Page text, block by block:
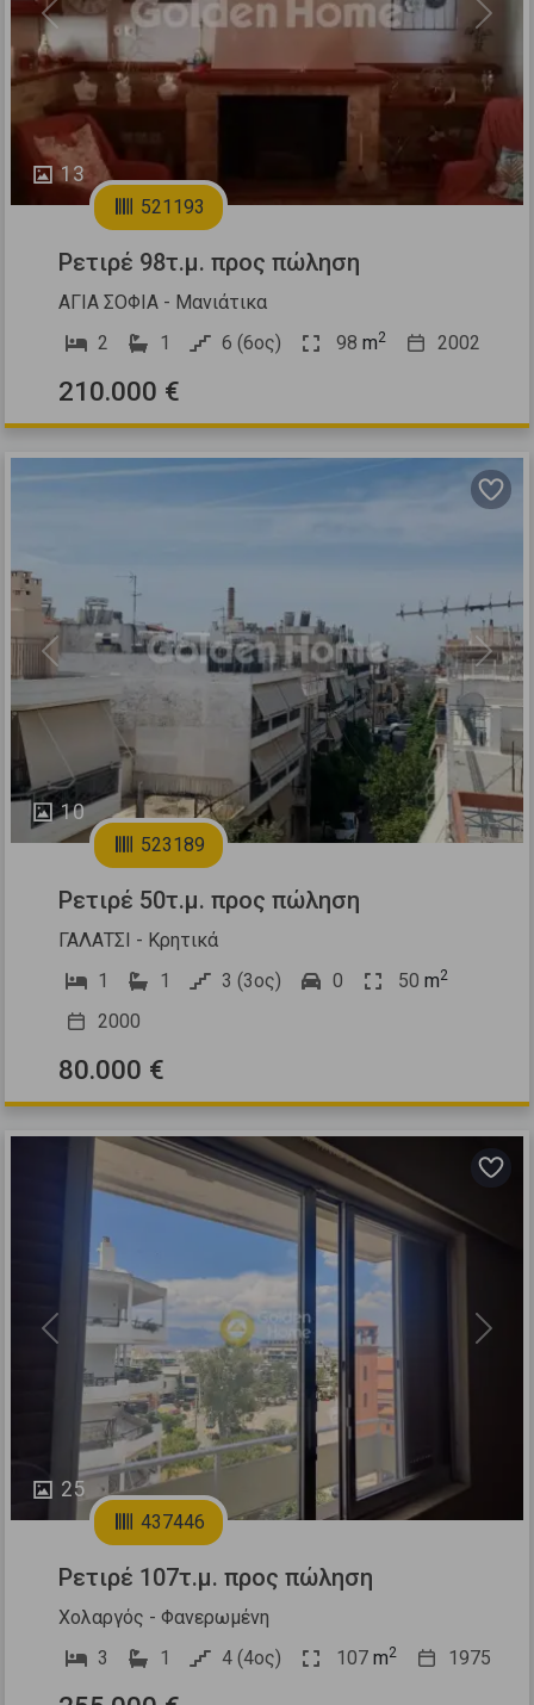
13
Previous Next
521193
Ρετιρέ 98τ.μ. προς πώληση
ΑΓΙΑ ΣΟΦΙΑ - Μανιάτικα
2
1 6 (6ος) 98 m2 2002
210.000 €
10
Previous Next
523189
Ρετιρέ 50τ.μ. προς πώληση
ΓΑΛΑΤΣΙ - Κρητικά
1
1 3 (3ος) 0 50 m2
2000
80.000 €
25
Previous Next
437446
Ρετιρέ 107τ.μ. προς πώληση
Χολαργός - Φανερωμένη
3
1 4 (4ος) 107 m2 1975